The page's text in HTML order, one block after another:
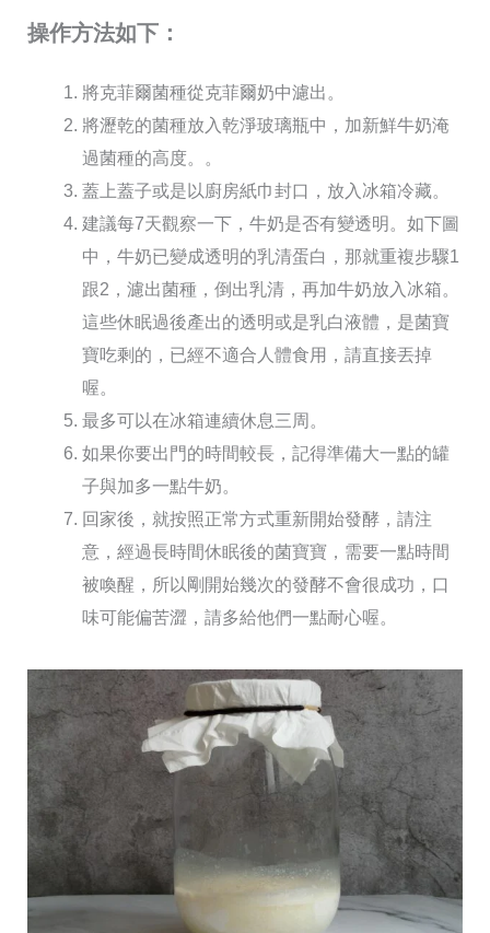
操作方法如下：
將克菲爾菌種從克菲爾奶中濾出。
將瀝乾的菌種放入乾淨玻璃瓶中，加新鮮牛奶淹
過菌種的高度。。
蓋上蓋子或是以廚房紙巾封口，放入冰箱冷藏。
建議每7天觀察一下，牛奶是否有變透明。如下圖
中，牛奶已變成透明的乳清蛋白，那就重複步驟1
跟2，濾出菌種，倒出乳清，再加牛奶放入冰箱。
這些休眠過後產出的透明或是乳白液體，是菌寶
寶吃剩的，已經不適合人體食用，請直接丟掉
喔。
最多可以在冰箱連續休息三周。
如果你要出門的時間較長，記得準備大一點的罐
子與加多一點牛奶。
回家後，就按照正常方式重新開始發酵，請注
意，經過長時間休眠後的菌寶寶，需要一點時間
被喚醒，所以剛開始幾次的發酵不會很成功，口
味可能偏苦澀，請多給他們一點耐心喔。